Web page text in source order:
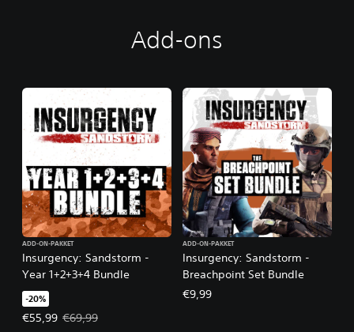
Add-ons
Insurgency: Sandstorm -
Year 1+2+3+4 Bundle
ADD-ON-PAKKET
-20%
€55,99
Actieprijs: €55,99. Oorspronkelijke prijs: €69,99.
€69,99
Insurgency: Sandstorm -
Breachpoint Set Bundle
ADD-ON-PAKKET
€9,99